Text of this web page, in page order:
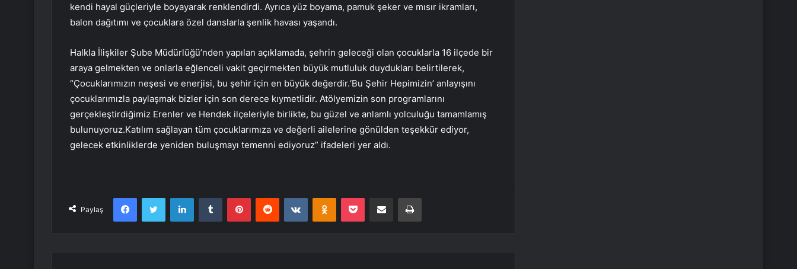
kendi hayal güçleriyle boyayarak renklendirdi. Ayrıca yüz boyama, pamuk şeker ve mısır ikramları,
balon dağıtımı ve çocuklara özel danslarla şenlik havası yaşandı.
Halkla İlişkiler Şube Müdürlüğü’nden yapılan açıklamada, şehrin geleceği olan çocuklarla 16 ilçede bir
araya gelmekten ve onlarla eğlenceli vakit geçirmekten büyük mutluluk duydukları belirtilerek,
“Çocuklarımızın neşesi ve enerjisi, bu şehir için en büyük değerdir.‘Bu Şehir Hepimizin’ anlayışını
çocuklarımızla paylaşmak bizler için son derece kıymetlidir. Atölyemizin son programlarını
gerçekleştirdiğimiz Erenler ve Hendek ilçeleriyle birlikte, bu güzel ve anlamlı yolculuğu tamamlamış
bulunuyoruz.Katılım sağlayan tüm çocuklarımıza ve değerli ailelerine gönülden teşekkür ediyor,
gelecek etkinliklerde yeniden buluşmayı temenni ediyoruz” ifadeleri yer aldı.
Paylaş
FacebookTwitter LinkedInTumblr PinterestReddit VKontakteOdnoklassniki
Pocket E-Posta ile paylaş Yazdır